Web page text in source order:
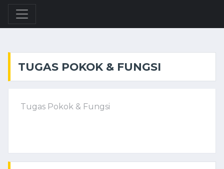
TUGAS POKOK & FUNGSI
Tugas Pokok & Fungsi